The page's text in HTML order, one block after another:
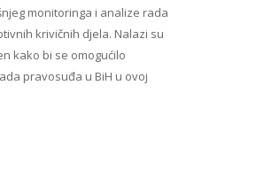
monitoringa i analize rada
krivičnih djela. Nalazi su
kako bi se omogućilo
pravosuđa u BiH u ovoj